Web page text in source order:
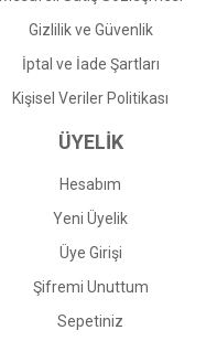
Gizlilik ve Güvenlik
İptal ve İade Şartları
Kişisel Veriler Politikası
ÜYELİK
Hesabım
Yeni Üyelik
Üye Girişi
Şifremi Unuttum
Sepetiniz